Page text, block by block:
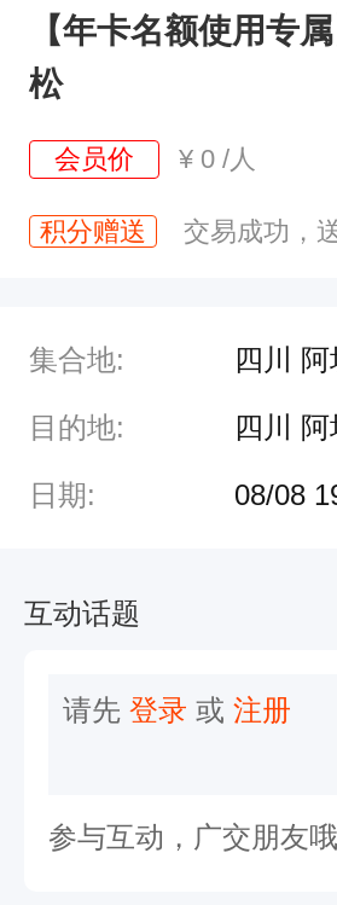
【年卡名额使用专
松
会员价 ¥ 0 /人
积分赠送 交易成功，
集合地: 四川
目的地: 四川
日期: 08/08
互动话题
请先 登录 或 注册
参与互动，广交朋友哦